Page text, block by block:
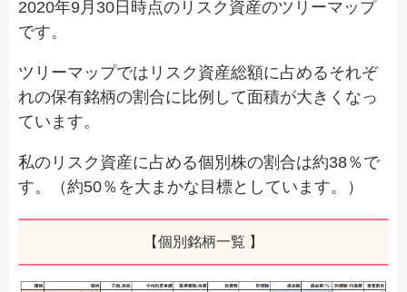
2020年9月30日時点のリスク資産のツリーマップ
です。
ツリーマップではリスク資産総額に占めるそれぞ
れの保有銘柄の割合に比例して面積が大きくなっ
ています。
私のリスク資産に占める個別株の割合は約38％で
す。（約50％を大まかな目標としています。）
【個別銘柄一覧 】